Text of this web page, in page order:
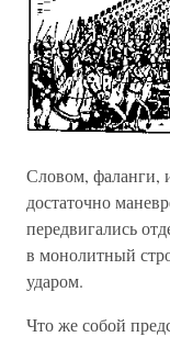
Словом, фаланги,
достаточно
передвигались
в монолитный
ударом.
Что же собой